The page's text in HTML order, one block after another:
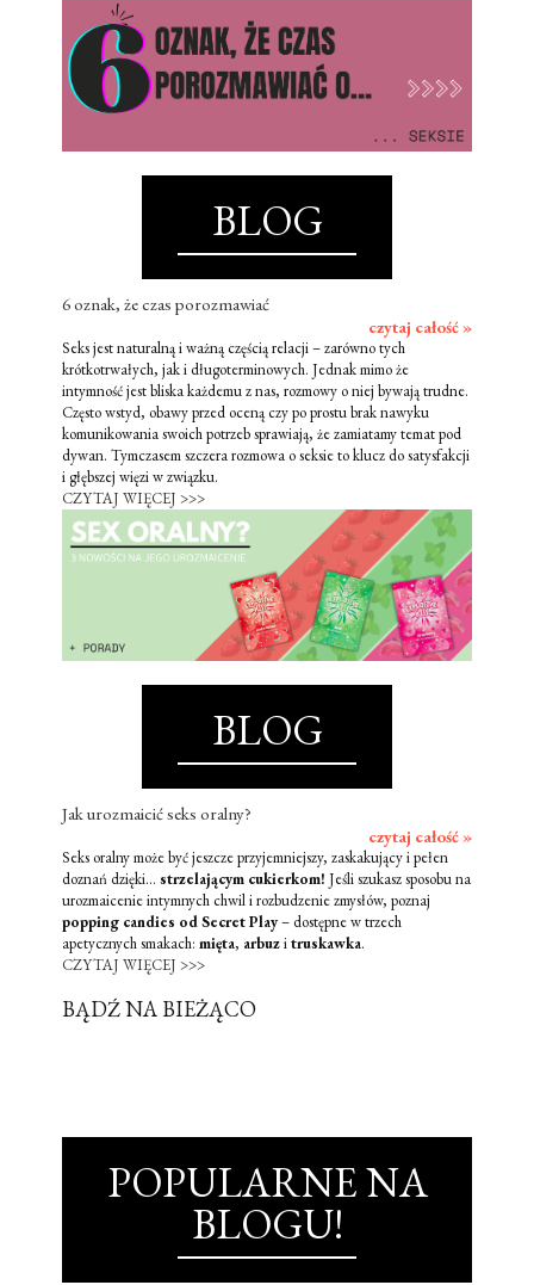
BLOG
6 oznak, że czas porozmawiać
czytaj całość »
Seks jest naturalną i ważną częścią relacji – zarówno tych
krótkotrwałych, jak i długoterminowych. Jednak mimo że
intymność jest bliska każdemu z nas, rozmowy o niej bywają trudne.
Często wstyd, obawy przed oceną czy po prostu brak nawyku
komunikowania swoich potrzeb sprawiają, że zamiatamy temat pod
dywan. Tymczasem szczera rozmowa o seksie to klucz do satysfakcji
i głębszej więzi w związku.
CZYTAJ WIĘCEJ >>>
BLOG
Jak urozmaicić seks oralny?
czytaj całość »
Seks oralny może być jeszcze przyjemniejszy, zaskakujący i pełen
doznań dzięki... strzelającym cukierkom! Jeśli szukasz sposobu na
urozmaicenie intymnych chwil i rozbudzenie zmysłów, poznaj
popping candies od Secret Play– dostępne w trzech
apetycznych smakach: mięta, arbuzitruskawka.
CZYTAJ WIĘCEJ >>>
BĄDŹ NA BIEŻĄCO
POPULARNE NA
BLOGU!